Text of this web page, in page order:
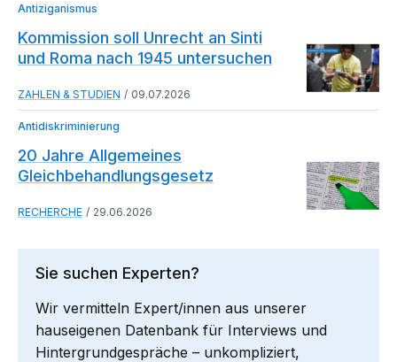
Antiziganismus
Kommission soll Unrecht an Sinti
und Roma nach 1945 untersuchen
ZAHLEN & STUDIEN 09.07.2026
Antidiskriminierung
20 Jahre Allgemeines
Gleichbehandlungsgesetz
RECHERCHE 29.06.2026
Sie suchen Experten?
Wir vermitteln Expert/innen aus unserer
hauseigenen Datenbank für Interviews und
Hintergrundgespräche – unkompliziert,